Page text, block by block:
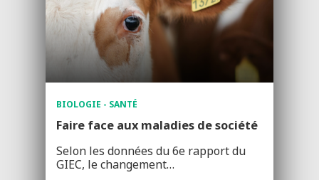
BIOLOGIE - SANTÉ
Faire face aux maladies de société
Selon les données du 6e rapport du
GIEC, le changement…